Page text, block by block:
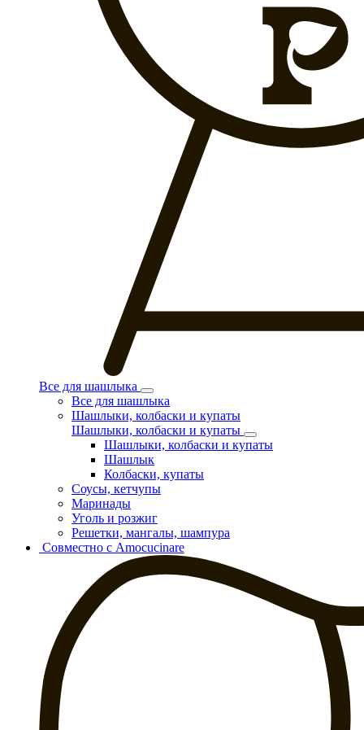
Все для шашлыка
Все для шашлыка
Шашлыки, колбаски и купаты
Шашлыки, колбаски и купаты
Шашлыки, колбаски и купаты
Шашлык
Колбаски, купаты
Соусы, кетчупы
Маринады
Уголь и розжиг
Решетки, мангалы, шампура
Совместно с Amocucinare